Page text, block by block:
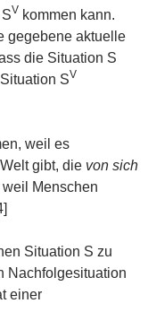
V kommen kann.
gegebene aktuelle
die Situation S
SV
weil es
gibt, die von sich
Menschen
Situation S zu
Nachfolgesituation
einer